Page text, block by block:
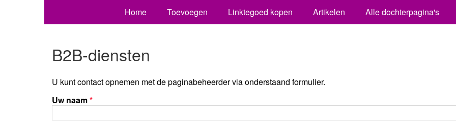
Home Toevoegen Linktegoed kopen Artikelen Alle dochterpagina's
B2B-diensten
U kunt contact opnemen met de paginabeheerder via onderstaand formulier.
Uw naam*